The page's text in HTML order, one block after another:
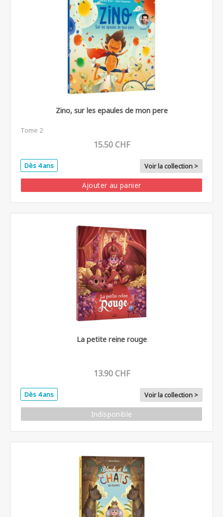
Zino, sur les epaules de mon pere
Tome 2
15.50 CHF
Dès 4 ans Voir la collection >
Ajouter au panier
La petite reine rouge
13.90 CHF
Dès 4 ans Voir la collection >
Indisponible